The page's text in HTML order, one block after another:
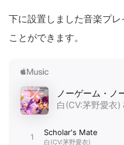
下に設置しました音楽プレ
ことができます。